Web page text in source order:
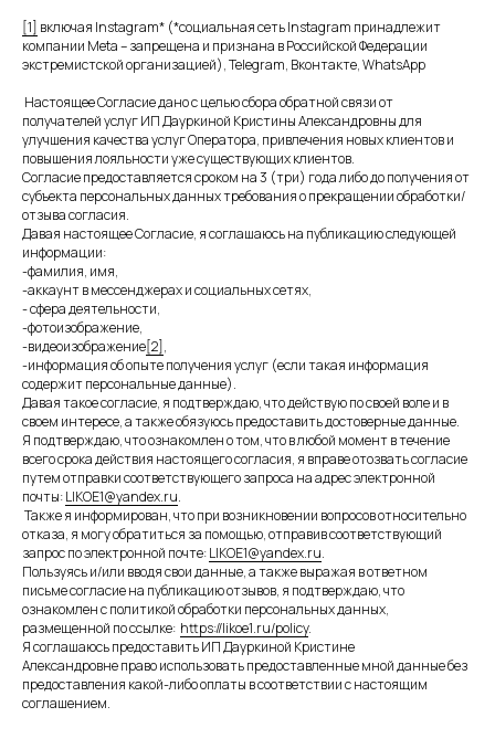
[1] включая Instagram* (*социальная сеть Instagram принадлежит
компании Meta – запрещена и признана в Российской Федерации
экстремистской организацией), Telegram, Вконтакте, WhatsApp
Настоящее Согласие дано с целью сбора обратной связи от
получателей услуг ИП Дауркиной Кристины Александровны для
улучшения качества услуг Оператора, привлечения новых клиентов и
повышения лояльности уже существующих клиентов.
Согласие предоставляется сроком на 3 (три) года либо до получения от
субъекта персональных данных требования о прекращении обработки/
отзыва согласия.
Давая настоящее Согласие, я соглашаюсь на публикацию следующей
информации:
-фамилия, имя,
-аккаунт в мессенджерах и социальных сетях,
- сфера деятельности,
-фотоизображение,
-видеоизображение[2],
-информация об опыте получения услуг (если такая информация
содержит персональные данные).
Давая такое согласие, я подтверждаю, что действую по своей воле и в
своем интересе, а также обязуюсь предоставить достоверные данные.
Я подтверждаю, что ознакомлен о том, что в любой момент в течение
всего срока действия настоящего согласия, я вправе отозвать согласие
путем отправки соответствующего запроса на адрес электронной
почты:LIKOE1@yandex.ru.
Также я информирован, что при возникновении вопросов относительно
отказа, я могу обратиться за помощью, отправив соответствующий
запрос по электронной почте:LIKOE1@yandex.ru.
Пользуясь и/или вводя свои данные, а также выражая в ответном
письме согласие на публикацию отзывов, я подтверждаю, что
ознакомлен с политикой обработки персональных данных,
размещенной по ссылке: https://likoe1.ru/policy.
Я соглашаюсь предоставить ИП Дауркиной Кристине
Александровне право использовать предоставленные мной данные без
предоставления какой-либо оплаты в соответствии с настоящим
соглашением.
НОВИНКИ
ОФЕРТА
ПОЛИТИКА КОНФИДЕНЦИАЛЬНОСТИ
СОГЛАСИЕ НА ОБРАБОТКУ ПЕРС. ДАННЫХ
СОГЛАСИЕ НА МАРКЕТИНГОВУЮ КОММУНИКАЦИЮ
КАТАЛОГ
О НАС
КОНТАКТЫ
ЗАДАТЬ ВОПРОС
НАШ TELEGRAM